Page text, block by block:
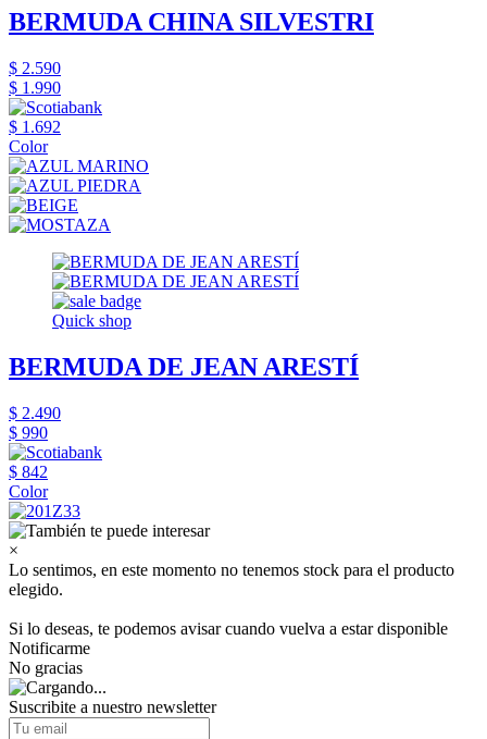
BERMUDA CHINA SILVESTRI
$ 2.590
$ 1.990
$ 1.692
Color
Quick shop
BERMUDA DE JEAN ARESTÍ
$ 2.490
$ 990
$ 842
Color
×
Lo sentimos, en este momento no tenemos stock para el producto
elegido.
Si lo deseas, te podemos avisar cuando vuelva a estar disponible
Notificarme
No gracias
Suscribite a nuestro newsletter